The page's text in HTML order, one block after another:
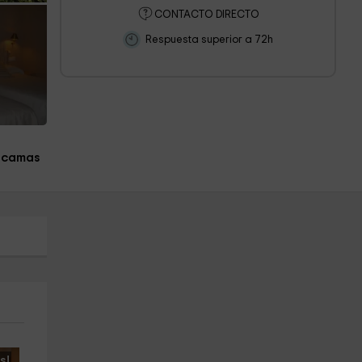
CONTACTO DIRECTO
Respuesta superior a 72h
camas